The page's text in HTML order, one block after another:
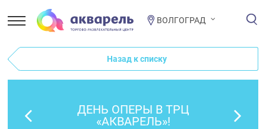
ВОЛГОГРАД
Назад к списку
ДЕНЬ ОПЕРЫ В ТРЦ
«АКВАРЕЛЬ»!